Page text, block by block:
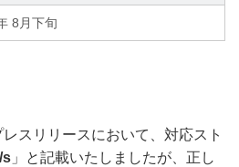
8月下旬
スリリースにおいて、対応スト
s 」と記載いたしましたが、正し